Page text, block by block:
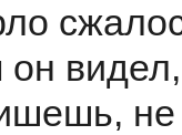
он